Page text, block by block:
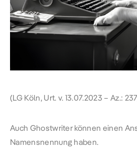
(LG Köln, Urt. v. 13.07.2023 – Az.:
Auch Ghostwriter können einen
Namensnennung haben.